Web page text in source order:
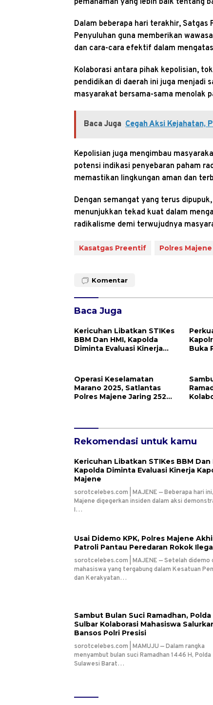
Dalam beberapa hari terakhir,
Penyuluhan guna memberikan
dan cara-cara efektif dalam
Kolaborasi antara pihak kepolisian,
pendidikan di daerah ini juga menjadi
masyarakat bersama-sama menolak
Baca Juga Cegah Aksi Kejahatan,
Kepolisian juga mengimbau
potensi indikasi penyebaran paham
memastikan lingkungan aman dan
Dengan semangat yang terus
menunjukkan tekad kuat dalam
radikalisme demi terwujudnya
Kasatgas Preentif Polres Majene
Komentar
Baca Juga
Kericuhan Libatkan STIKes
BBM Dan HMI, Kapolda
Diminta Evaluasi Kinerja
Buka
Operasi Keselamatan
Marano 2025, Satlantas
Polres Majene Jaring 252
Rekomendasi untuk kamu
Kericuhan Libatkan STIKes BBM Dan
Kapolda Diminta Evaluasi Kinerja
Majene
sorotcelebes.com | MAJENE — Beberapa hari ini,
Majene digegerkan insiden dalam aksi
I…
Usai Didemo KPK, Polres Majene
Patroli Pantau Peredaran Rokok
sorotcelebes.com | MAJENE — Setelah didemo
mahasiswa yang tergabung dalam Kesatuan
dan Kerakyatan…
Sambut Bulan Suci Ramadhan, Polda
Sulbar Kolaborasi Mahasiswa
Bansos Polri Presisi
sorotcelebes.com | MAMUJU — Dalam rangka
menyambut bulan suci Ramadhan 1446 H, Polda
Sulawesi Barat…